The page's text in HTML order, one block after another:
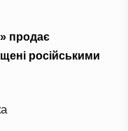
продає
російськими